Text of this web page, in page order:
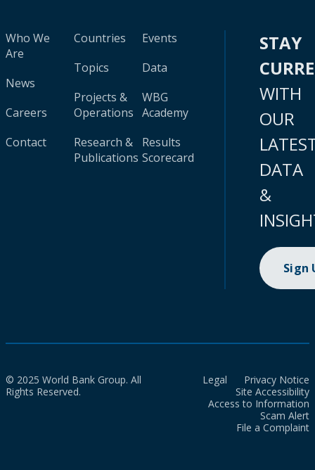
Who We
Are
News
Careers
Contact
Countries
Topics
Projects &
Operations
Research &
Publications
Events
Data
WBG
Academy
Results
Scorecard
STAY
WITH
OUR
DATA
&
Sign
© 2025 World Bank Group. All
Rights Reserved.
Legal
Privacy Notice
Site Accessibility
Access to Information
Scam Alert
File a Complaint